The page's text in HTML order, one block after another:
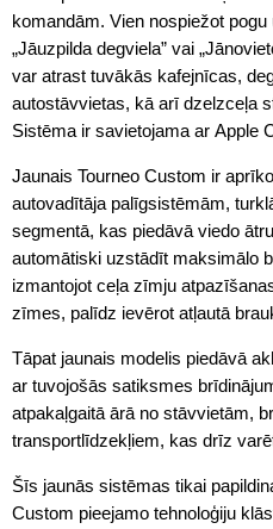
komandām. Vien nospiežot pogu
„Jāuzpilda degviela” vai
var atrast tuvākās kafejnīcas,
autostāvvietas, kā arī dzelzceļa
Sistēma ir savietojama ar Apple
Jaunais Tourneo Custom ir
autovadītāja palīgsistēmām,
segmentā, kas piedāvā viedo
automātiski uzstādīt maksimālo
izmantojot ceļa zīmju
zīmes, palīdz ievērot atļautā
Tāpat jaunais modelis piedāvā
ar tuvojošās satiksmes
atpakaļgaitā ārā no stāvvietām,
transportlīdzekļiem, kas drīz
Šīs jaunās sistēmas tikai
Custom pieejamo tehnoloģiju